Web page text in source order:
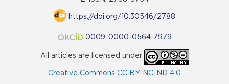
https://doi.org/10.30546/2788
0009-0000-0564-7979
All articles are licensed under
Creative Commons CC BY-NC-ND 4.0